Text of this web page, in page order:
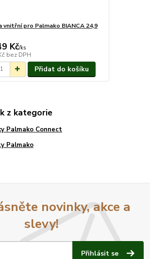
vnitřní pro Palmako BIANCA 24,9
Kč/ks
bez DPH
Přidat do košíku
z kategorie
Palmako Connect
Palmako
novinky, akce a
slevy!
Přihlásit se